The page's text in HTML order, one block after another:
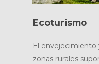
Ecoturismo
El envejecimiento
zonas rurales